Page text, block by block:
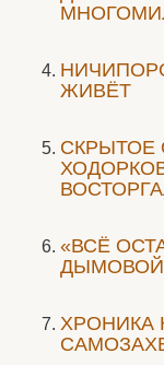
ЖИВЁТ
СКРЫТОЕ
«ВСЁ
ДЫМОВОЙ
ХРОНИКА